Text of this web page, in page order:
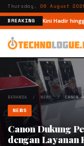
Thursday,06 August
BREAKINGKini Hadir hingga
BERANDA / NEWS /CANON
NEWS
Canon Dukung
dengan Layanan